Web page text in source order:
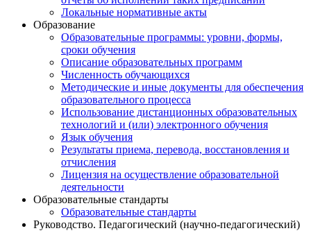
Локальные нормативные акты
Образование
Образовательные программы: уровни, формы,
сроки обучения
Описание образовательных программ
Численность обучающихся
Методические и иные документы для обеспечения
образовательного процесса
Использование дистанционных образовательных
технологий и (или) электронного обучения
Язык обучения
Результаты приема, перевода, восстановления и
отчисления
Лицензия на осуществление образовательной
деятельности
Образовательные стандарты
Образовательные стандарты
Руководство. Педагогический (научно-педагогический)